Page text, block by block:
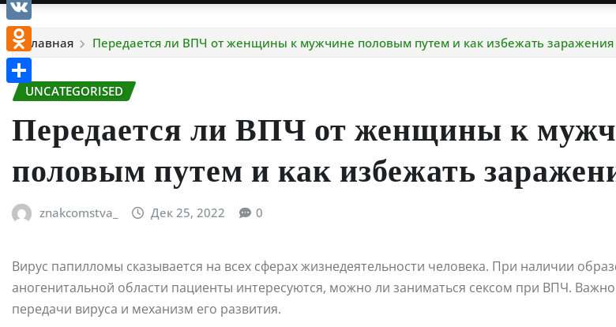
Главная Передается ли ВПЧ от женщины к мужчине половым путем и как избежать заражения
UNCATEGORISED
Передается ли ВПЧ от женщины к
половым путем и как избежать
znakcomstva_ Дек 25, 2022 0
Вирус папилломы сказывается на всех сферах жизнедеятельности человека. При наличии
аногенитальной области пациенты интересуются, можно ли заниматься сексом при ВПЧ. Важно
передачи вируса и механизм его развития.
VK
Odnoklassniki
Отправить